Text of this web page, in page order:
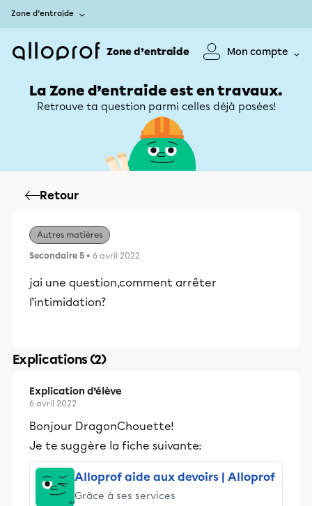
Zone d’entraide
Zone d’entraide Mon compte
La Zone d’entraide est en travaux.
Retrouve ta question parmi celles déjà posées!
Retour
Autres matières
Secondaire 5 • 6 avril 2022
jai une question,comment arrêter
l’intimidation?
Explications (2)
Explication d’élève
6 avril 2022
Bonjour DragonChouette!
Je te suggère la fiche suivante:
Alloprof aide aux devoirs | Alloprof
Grâce à ses services